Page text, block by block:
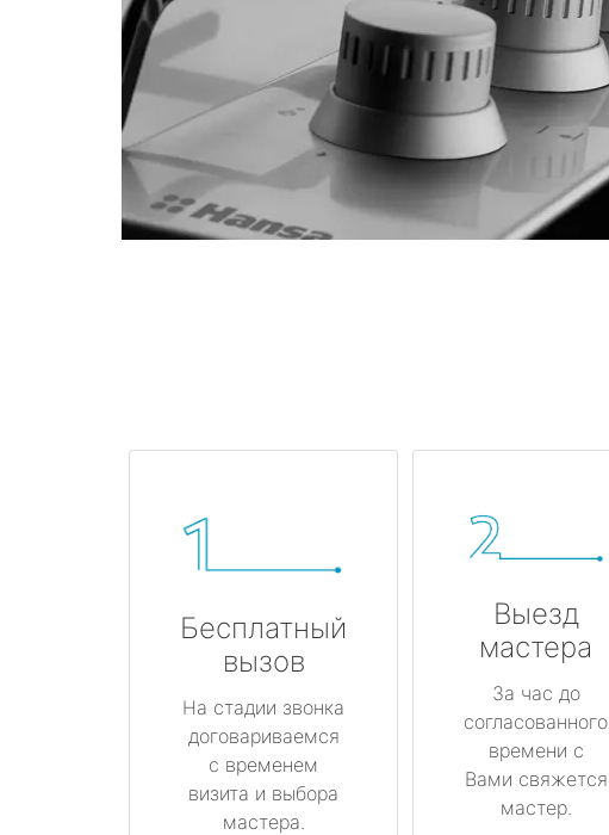
Бесплатный
вызов
На стадии звонка
договариваемся
с временем
визита и выбора
мастера.
Выезд
мастера
За час до
согласованного
времени с
Вами свяжется
мастер.